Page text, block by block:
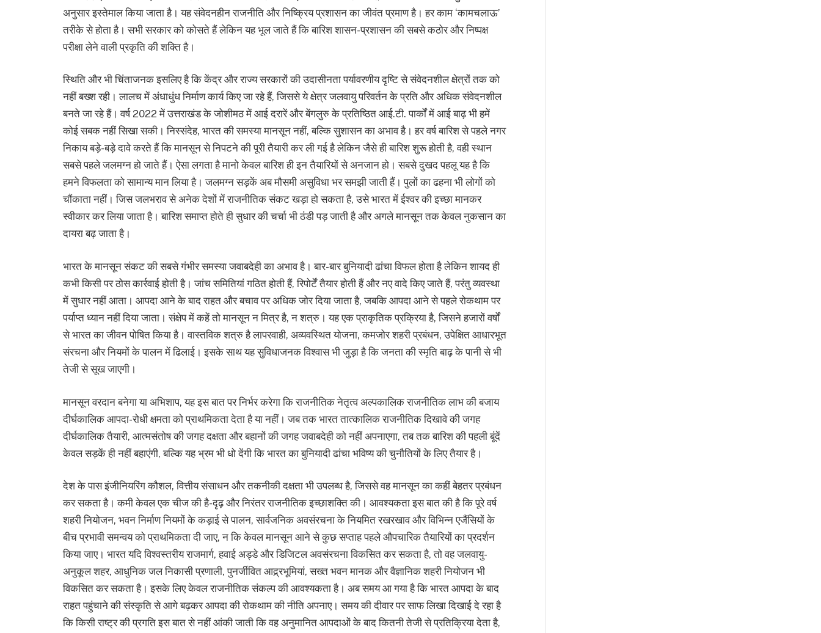
अनुसार इस्तेमाल किया जाता है। यह संवेदनहीन राजनीति और निष्क्रिय प्रशासन का जीवंत प्रमाण है। हर काम ‘कामचलाऊ’
तरीके से होता है। सभी सरकार को कोसते हैं लेकिन यह भूल जाते हैं कि बारिश शासन-प्रशासन की सबसे कठोर और निष्पक्ष
परीक्षा लेने वाली प्रकृति की शक्ति है।
स्थिति और भी चिंताजनक इसलिए है कि केंद्र और राज्य सरकारों की उदासीनता पर्यावरणीय दृष्टि से संवेदनशील क्षेत्रों तक को
नहीं बख्श रही। लालच में अंधाधुंध निर्माण कार्य किए जा रहे हैं, जिससे ये क्षेत्र जलवायु परिवर्तन के प्रति और अधिक संवेदनशील
बनते जा रहे हैं। वर्ष 2022 में उत्तराखंड के जोशीमठ में आई दरारें और बेंगलुरु के प्रतिष्ठित आई.टी. पार्कों में आई बाढ़ भी हमें
कोई सबक नहीं सिखा सकी। निस्संदेह, भारत की समस्या मानसून नहीं, बल्कि सुशासन का अभाव है। हर वर्ष बारिश से पहले नगर
निकाय बड़े-बड़े दावे करते हैं कि मानसून से निपटने की पूरी तैयारी कर ली गई है लेकिन जैसे ही बारिश शुरू होती है, वही स्थान
सबसे पहले जलमग्न हो जाते हैं। ऐसा लगता है मानो केवल बारिश ही इन तैयारियों से अनजान हो। सबसे दुखद पहलू यह है कि
हमने विफलता को सामान्य मान लिया है। जलमग्न सड़कें अब मौसमी असुविधा भर समझी जाती हैं। पुलों का ढहना भी लोगों को
चौंकाता नहीं। जिस जलभराव से अनेक देशों में राजनीतिक संकट खड़ा हो सकता है, उसे भारत में ईश्वर की इच्छा मानकर
स्वीकार कर लिया जाता है। बारिश समाप्त होते ही सुधार की चर्चा भी ठंडी पड़ जाती है और अगले मानसून तक केवल नुकसान का
दायरा बढ़ जाता है।
भारत के मानसून संकट की सबसे गंभीर समस्या जवाबदेही का अभाव है। बार-बार बुनियादी ढांचा विफल होता है लेकिन शायद ही
कभी किसी पर ठोस कार्रवाई होती है। जांच समितियां गठित होती हैं, रिपोर्टें तैयार होती हैं और नए वादे किए जाते हैं, परंतु व्यवस्था
में सुधार नहीं आता। आपदा आने के बाद राहत और बचाव पर अधिक जोर दिया जाता है, जबकि आपदा आने से पहले रोकथाम पर
पर्याप्त ध्यान नहीं दिया जाता। संक्षेप में कहें तो मानसून न मित्र है, न शत्रु। यह एक प्राकृतिक प्रक्रिया है, जिसने हजारों वर्षों
से भारत का जीवन पोषित किया है। वास्तविक शत्रु है लापरवाही, अव्यवस्थित योजना, कमजोर शहरी प्रबंधन, उपेक्षित आधारभूत
संरचना और नियमों के पालन में ढिलाई। इसके साथ यह सुविधाजनक विश्वास भी जुड़ा है कि जनता की स्मृति बाढ़ के पानी से भी
तेजी से सूख जाएगी।
मानसून वरदान बनेगा या अभिशाप, यह इस बात पर निर्भर करेगा कि राजनीतिक नेतृत्व अल्पकालिक राजनीतिक लाभ की बजाय
दीर्घकालिक आपदा-रोधी क्षमता को प्राथमिकता देता है या नहीं। जब तक भारत तात्कालिक राजनीतिक दिखावे की जगह
दीर्घकालिक तैयारी, आत्मसंतोष की जगह दक्षता और बहानों की जगह जवाबदेही को नहीं अपनाएगा, तब तक बारिश की पहली बूंदें
केवल सड़कें ही नहीं बहाएंगी, बल्कि यह भ्रम भी धो देंगी कि भारत का बुनियादी ढांचा भविष्य की चुनौतियों के लिए तैयार है।
देश के पास इंजीनियरिंग कौशल, वित्तीय संसाधन और तकनीकी दक्षता भी उपलब्ध है, जिससे वह मानसून का कहीं बेहतर प्रबंधन
कर सकता है। कमी केवल एक चीज की है-दृढ़ और निरंतर राजनीतिक इच्छाशक्ति की। आवश्यकता इस बात की है कि पूरे वर्ष
शहरी नियोजन, भवन निर्माण नियमों के कड़ाई से पालन, सार्वजनिक अवसंरचना के नियमित रखरखाव और विभिन्न एजैंसियों के
बीच प्रभावी समन्वय को प्राथमिकता दी जाए, न कि केवल मानसून आने से कुछ सप्ताह पहले औपचारिक तैयारियों का प्रदर्शन
किया जाए। भारत यदि विश्वस्तरीय राजमार्ग, हवाई अड्डे और डिजिटल अवसंरचना विकसित कर सकता है, तो वह जलवायु-
अनुकूल शहर, आधुनिक जल निकासी प्रणाली, पुनर्जीवित आद्र्रभूमियां, सख्त भवन मानक और वैज्ञानिक शहरी नियोजन भी
विकसित कर सकता है। इसके लिए केवल राजनीतिक संकल्प की आवश्यकता है। अब समय आ गया है कि भारत आपदा के बाद
राहत पहुंचाने की संस्कृति से आगे बढ़कर आपदा की रोकथाम की नीति अपनाए। समय की दीवार पर साफ लिखा दिखाई दे रहा है
कि किसी राष्ट्र की प्रगति इस बात से नहीं आंकी जाती कि वह अनुमानित आपदाओं के बाद कितनी तेजी से प्रतिक्रिया देता है,